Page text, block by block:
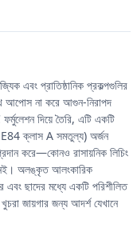
এবং প্রাতিষ্ঠানিক প্রকল্পগুলির
আপোস না করে আগুন-নিরাপদ
দিয়ে তৈরি, এটি একটি
E84 ক্লাস A সমতুল্য) অর্জন
করে—কোনও রাসায়নিক লিচিং
অলঙ্কৃত আলংকারিক
এবং ছাদের মধ্যে একটি পরিশীলিত
জায়গার জন্য আদর্শ যেখানে